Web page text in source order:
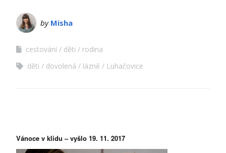
by Misha
cestování děti
rodina
děti
dovolená lázně Luhačovice
Vánoce v klidu – vyšlo 19. 11. 2017